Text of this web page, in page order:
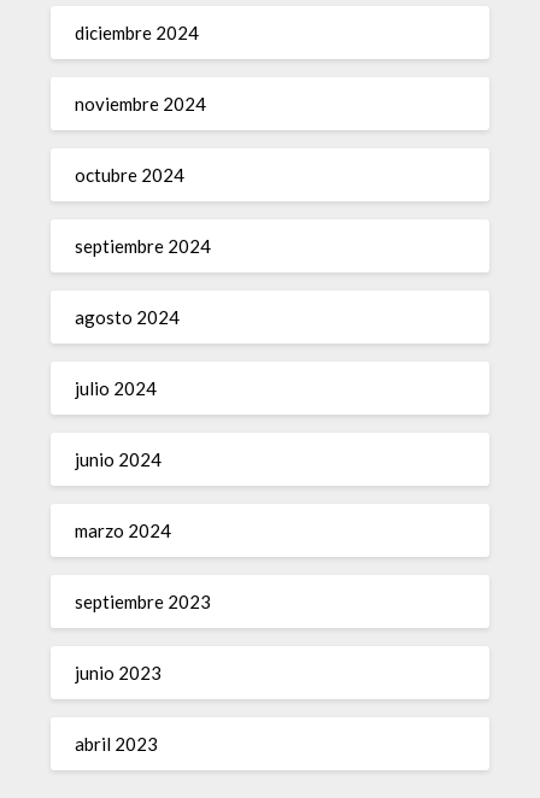
diciembre 2024
noviembre 2024
octubre 2024
septiembre 2024
agosto 2024
julio 2024
junio 2024
marzo 2024
septiembre 2023
junio 2023
abril 2023